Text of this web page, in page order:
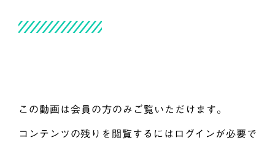
この動画は会員の方のみご覧いただけます。
コンテンツの残りを閲覧するにはログインが必要で